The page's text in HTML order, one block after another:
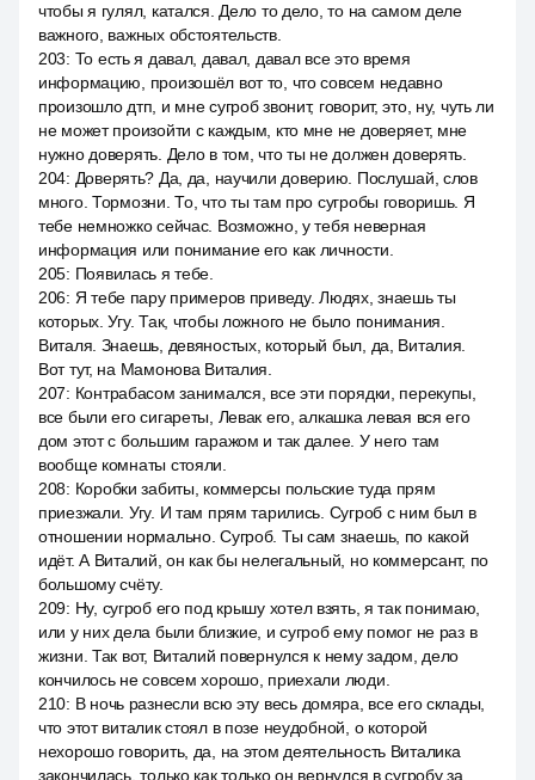
чтобы я гулял, катался. Дело то дело, то на самом деле
важного, важных обстоятельств.
203: То есть я давал, давал, давал все это время
информацию, произошёл вот то, что совсем недавно
произошло дтп, и мне сугроб звонит, говорит, это, ну, чуть ли
не может произойти с каждым, кто мне не доверяет, мне
нужно доверять. Дело в том, что ты не должен доверять.
204: Доверять? Да, да, научили доверию. Послушай, слов
много. Тормозни. То, что ты там про сугробы говоришь. Я
тебе немножко сейчас. Возможно, у тебя неверная
информация или понимание его как личности.
205: Появилась я тебе.
206: Я тебе пару примеров приведу. Людях, знаешь ты
которых. Угу. Так, чтобы ложного не было понимания.
Виталя. Знаешь, девяностых, который был, да, Виталия.
Вот тут, на Мамонова Виталия.
207: Контрабасом занимался, все эти порядки, перекупы,
все были его сигареты, Левак его, алкашка левая вся его
дом этот с большим гаражом и так далее. У него там
вообще комнаты стояли.
208: Коробки забиты, коммерсы польские туда прям
приезжали. Угу. И там прям тарились. Сугроб с ним был в
отношении нормально. Сугроб. Ты сам знаешь, по какой
идёт. А Виталий, он как бы нелегальный, но коммерсант, по
большому счёту.
209: Ну, сугроб его под крышу хотел взять, я так понимаю,
или у них дела были близкие, и сугроб ему помог не раз в
жизни. Так вот, Виталий повернулся к нему задом, дело
кончилось не совсем хорошо, приехали люди.
210: В ночь разнесли всю эту весь домяра, все его склады,
что этот виталик стоял в позе неудобной, о которой
нехорошо говорить, да, на этом деятельность Виталика
закончилась, только как только он вернулся в сугробу за